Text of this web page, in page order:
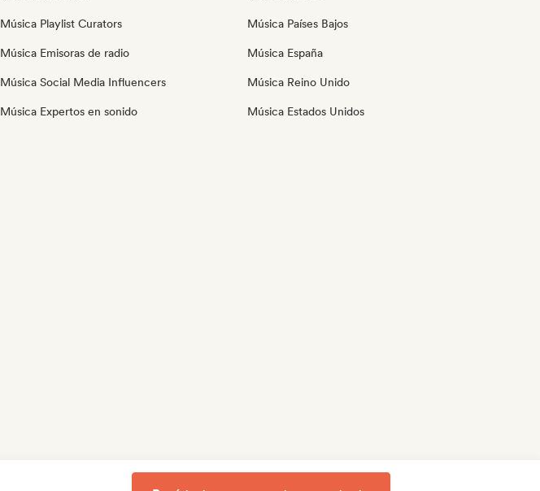
Música Playlist Curators
Música Emisoras de radio
Música Social Media Influencers
Música Expertos en sonido
Música Países Bajos
Música España
Música Reino Unido
Música Estados Unidos